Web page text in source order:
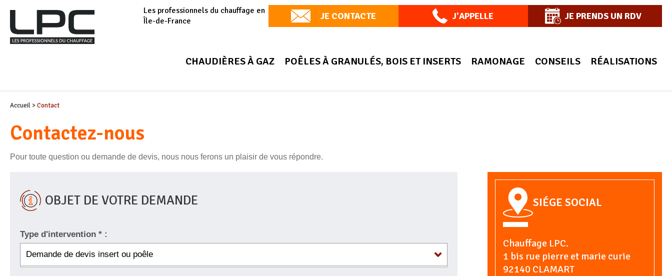
Les professionnels du chauffage en
Île-de-France
JE CONTACTE J'APPELLE JE PRENDS UN RDV
CHAUDIÈRES À GAZ POÊLES À GRANULÉS, BOIS ET INSERTS RAMONAGE CONSEILS RÉALISATIONS
Accueil >Contact
Contactez-nous
Pour toute question ou demande de devis, nous nous ferons un plaisir de vous répondre.
OBJET DE VOTRE DEMANDE
Type d'intervention * :
SIÉGE SOCIAL
Chauffage LPC.
1 bis rue pierre et marie curie
92140 CLAMART